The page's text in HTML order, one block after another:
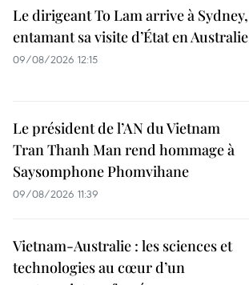
Le dirigeant To Lam arrive à Sydney,
entamant sa visite d’État en Australie
09/08/2026 12:15
Le président de l’AN du Vietnam
Tran Thanh Man rend hommage à
Saysomphone Phomvihane
09/08/2026 11:39
Vietnam-Australie : les sciences et
technologies au cœur d’un